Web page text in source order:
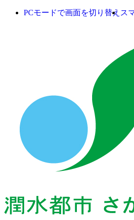
PCモードで画面を切り替え ス